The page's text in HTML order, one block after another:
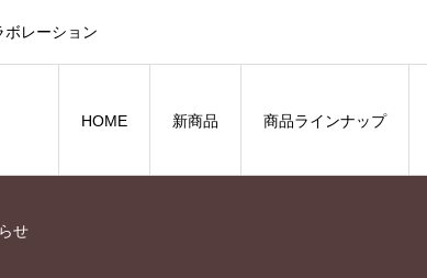
レーション
HOME 新商品 商品ラインナップ
せ